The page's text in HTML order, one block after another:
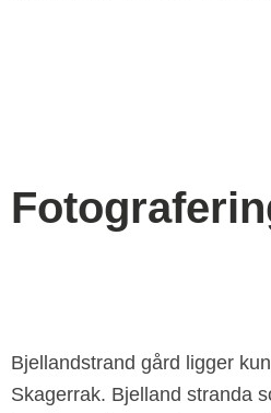
Bjellandstrand gård ligger
Skagerrak. Bjelland stranda